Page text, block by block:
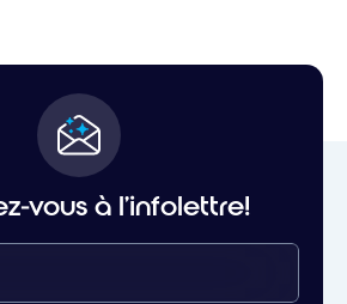
vous à l'infolettre!